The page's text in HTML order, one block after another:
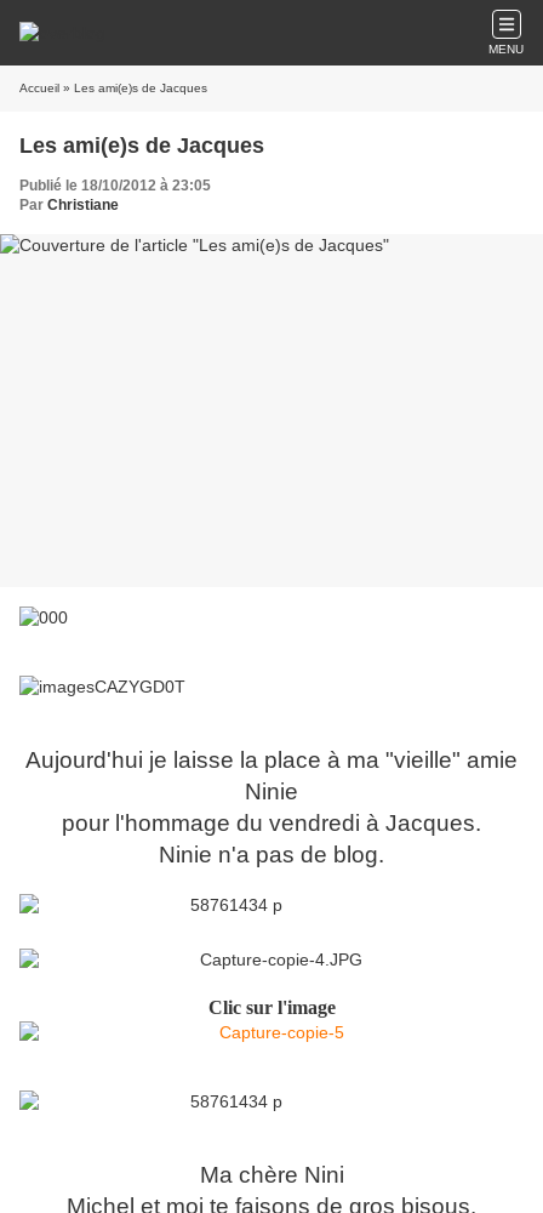
MENU
Accueil » Les ami(e)s de Jacques
Les ami(e)s de Jacques
Publié le 18/10/2012 à 23:05
Par Christiane
Aujourd'hui je laisse la place à ma "vieille" amie
Ninie
pour l'hommage du vendredi à Jacques.
Ninie n'a pas de blog.
Clic sur l'image
Ma chère Nini
Michel et moi te faisons de gros bisous.